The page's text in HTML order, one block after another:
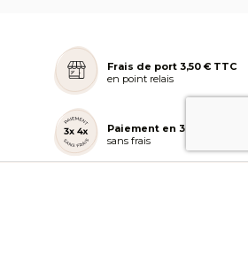
Frais de port 3,50 € TTC
en point relais
Paiement en 3 ou 4x
sans frais